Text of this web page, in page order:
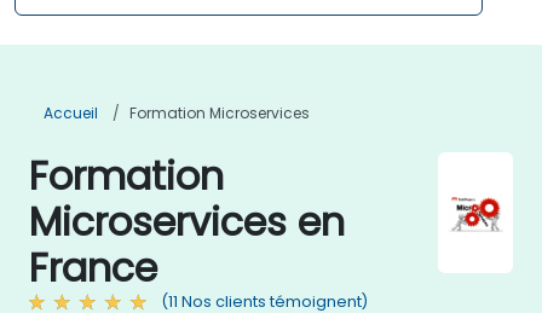
Accueil Formation Microservices
Formation
Microservices en
France
(11 Nos clients témoignent)